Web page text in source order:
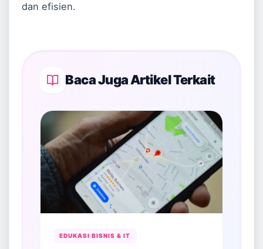
dan efisien.
Baca Juga Artikel Terkait
EDUKASI BISNIS & IT